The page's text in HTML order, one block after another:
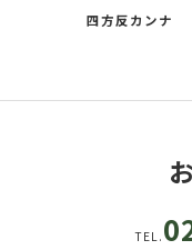
四方反カンナ
TEL.